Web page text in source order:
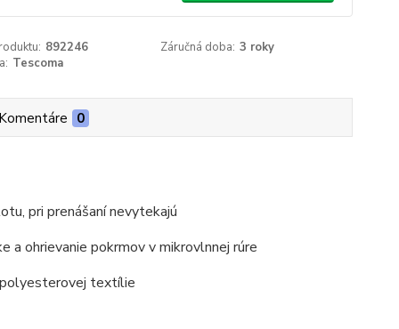
892246 Záručná doba: 3 roky
Tescoma
0
pri prenášaní nevytekajú
a ohrievanie pokrmov v mikrovlnnej rúre
textílie